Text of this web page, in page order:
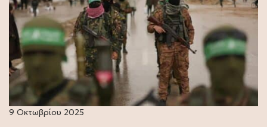
9 Οκτωβρίου 2025